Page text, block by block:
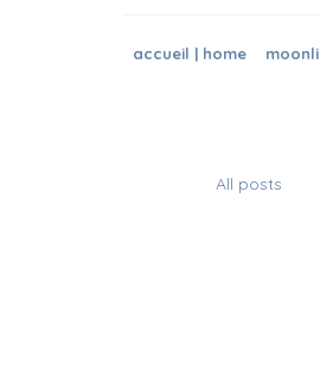
accueil | home moonli
All posts